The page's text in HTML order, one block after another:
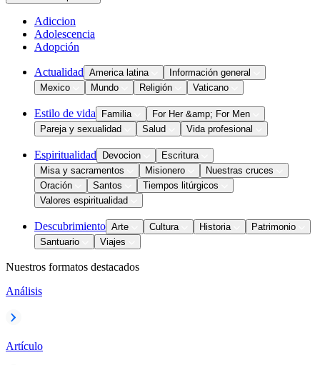
Adiccion
Adolescencia
Adopción
Actualidad America latina
Información general
Mexico
Mundo Religión Vaticano
Estilo de vida Familia
For Her &amp; For Men
Pareja y sexualidad
Salud Vida profesional
Espiritualidad Devocion
Escritura
Misa y sacramentos
Misionero
Nuestras cruces
Oración
Santos
Tiempos litúrgicos
Valores espiritualidad
Descubrimiento Arte Cultura Historia
Patrimonio
Santuario
Viajes
Nuestros formatos destacados
Análisis
Artículo